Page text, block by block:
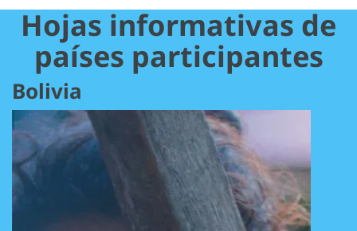
Hojas informativas de
países participantes
Bolivia